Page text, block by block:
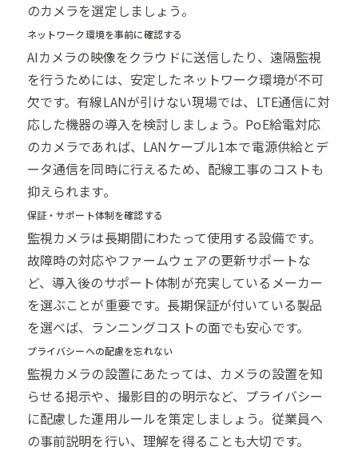
のカメラを選定しましょう。
ネットワーク環境を事前に確認する
AIカメラの映像をクラウドに送信したり、遠隔監視
を行うためには、安定したネットワーク環境が不可
欠です。有線LANが引けない現場では、LTE通信に対
応した機器の導入を検討しましょう。PoE給電対応
のカメラであれば、LANケーブル1本で電源供給とデ
ータ通信を同時に行えるため、配線工事のコストも
抑えられます。
保証・サポート体制を確認する
監視カメラは長期間にわたって使用する設備です。
故障時の対応やファームウェアの更新サポートな
ど、導入後のサポート体制が充実しているメーカー
を選ぶことが重要です。長期保証が付いている製品
を選べば、ランニングコストの面でも安心です。
プライバシーへの配慮を忘れない
監視カメラの設置にあたっては、カメラの設置を知
らせる掲示や、撮影目的の明示など、プライバシー
に配慮した運用ルールを策定しましょう。従業員へ
の事前説明を行い、理解を得ることも大切です。